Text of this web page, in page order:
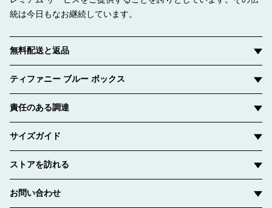
統は今日もなお継続しています。
無料配送と返品
ティファニー ブルー ボックス
責任のある調達
サイズガイド
ストアを訪れる
お問い合わせ